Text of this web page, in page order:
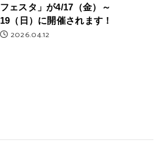
フェスタ」が4/17（金）～
19（日）に開催されます！
2026.04.12